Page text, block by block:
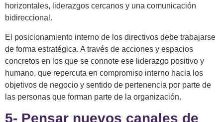
horizontales, liderazgos cercanos y una comunicación
bidireccional.
El posicionamiento interno de los directivos debe trabajarse
de forma estratégica. A través de acciones y espacios
concretos en los que se connote ese liderazgo positivo y
humano, que repercuta en compromiso interno hacia los
objetivos de negocio y sentido de pertenencia por parte de
las personas que forman parte de la organización.
5- Pensar nuevos canales de